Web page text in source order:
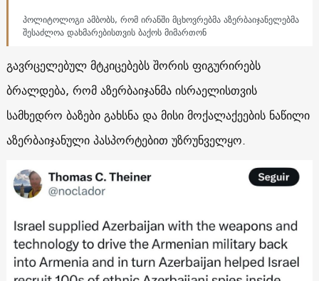
პოლიტოლოგი ამბობს, რომ ირანში მცხოვრებმა აზერბაიჯანელებმა
შესაძლოა დახმარებისთვის ბაქოს მიმართონ
გავრცელებულ მტკიცებებს შორის ფიგურირებს
ბრალდება, რომ აზერბაიჯანმა ისრაელისთვის
სამხედრო ბაზები გახსნა და მისი მოქალაქეების ნაწილი
აზერბაიჯანული პასპორტებით უზრუნველყო.